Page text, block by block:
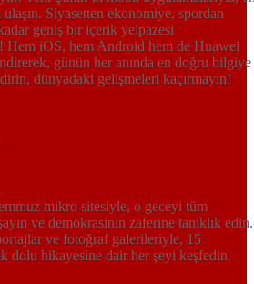
ulaşın. Siyasetten ekonomiye, spordan
geniş bir içerik yelpazesi
Hem iOS, hem Android hem de Huawei
günün her anında en doğru bilgiye
dünyadaki gelişmeleri kaçırmayın!
mikro sitesiyle, o geceyi tüm
ve demokrasinin zaferine tanıklık edin.
ve fotoğraf galerileriyle, 15
dolu hikayesine dair her şeyi keşfedin.